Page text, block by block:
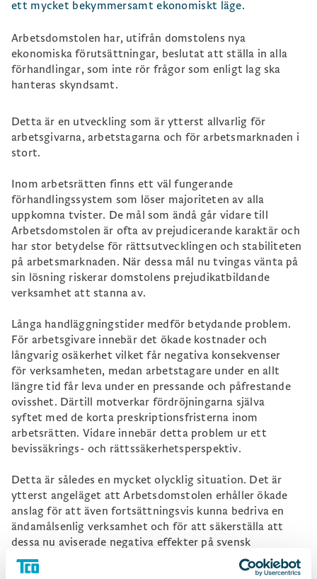
ett mycket bekymmersamt ekonomiskt läge.
Arbetsdomstolen har, utifrån domstolens nya
ekonomiska förutsättningar, beslutat att ställa in alla
förhandlingar, som inte rör frågor som enligt lag ska
hanteras skyndsamt.
Detta är en utveckling som är ytterst allvarlig för
arbetsgivarna, arbetstagarna och för arbetsmarknaden i
stort.
Inom arbetsrätten finns ett väl fungerande
förhandlingssystem som löser majoriteten av alla
uppkomna tvister. De mål som ändå går vidare till
Arbetsdomstolen är ofta av prejudicerande karaktär och
har stor betydelse för rättsutvecklingen och stabiliteten
på arbetsmarknaden. När dessa mål nu tvingas vänta på
sin lösning riskerar domstolens prejudikatbildande
verksamhet att stanna av.
Långa handläggningstider medför betydande problem.
För arbetsgivare innebär det ökade kostnader och
långvarig osäkerhet vilket får negativa konsekvenser
för verksamheten, medan arbetstagare under en allt
längre tid får leva under en pressande och påfrestande
ovisshet. Därtill motverkar fördröjningarna själva
syftet med de korta preskriptionsfristerna inom
arbetsrätten. Vidare innebär detta problem ur ett
bevissäkrings- och rättssäkerhetsperspektiv.
Detta är således en mycket olycklig situation. Det är
ytterst angeläget att Arbetsdomstolen erhåller ökade
anslag för att även fortsättningsvis kunna bedriva en
ändamålsenlig verksamhet och för att säkerställa att
dessa nu aviserade negativa effekter på svensk
arbetsmarknad inte uppstår.